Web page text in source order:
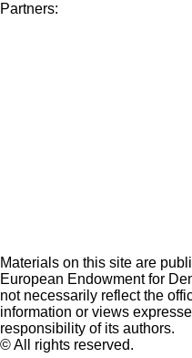
Partners:
Materials on this site are
European Endowment for
not necessarily reflect the
information or views
responsibility of its authors.
© All rights reserved.